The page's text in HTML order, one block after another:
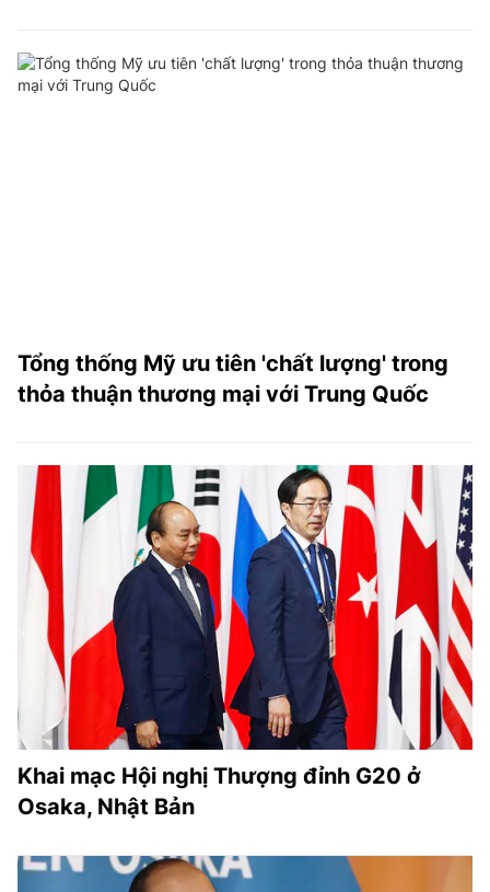
Tổng thống Mỹ ưu tiên 'chất lượng' trong
thỏa thuận thương mại với Trung Quốc
Khai mạc Hội nghị Thượng đỉnh G20 ở
Osaka, Nhật Bản